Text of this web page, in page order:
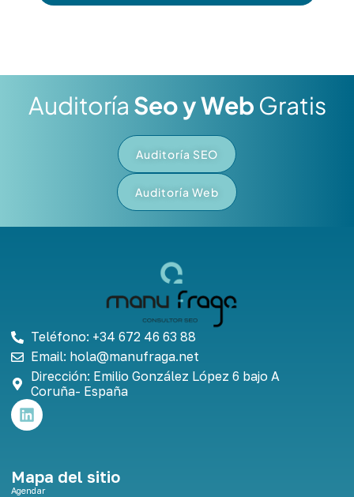
Auditoría Seo y Web Gratis
Auditoría SEO
Auditoría Web
Teléfono: +34 672 46 63 88
Email: hola@manufraga.net
Dirección: Emilio González López 6 bajo A
Coruña- España
L
i
e
d
Mapa del sitio
Agendar